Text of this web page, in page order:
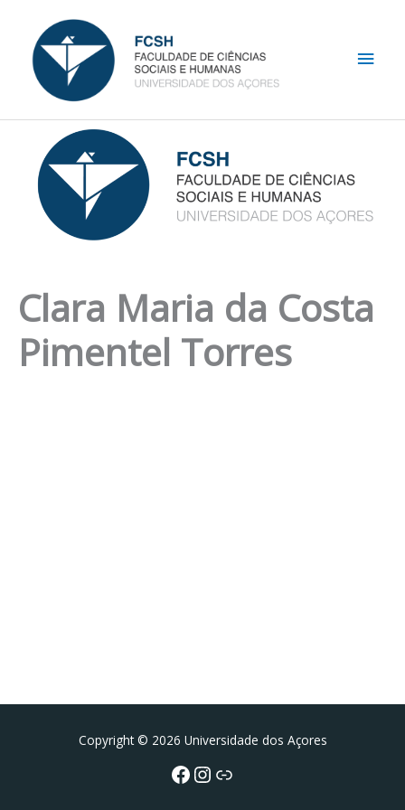
content
Clara Maria da Costa
Pimentel Torres
Copyright © 2026 Universidade dos Açores
Facebook
Instagram da FCTPortal da UAc